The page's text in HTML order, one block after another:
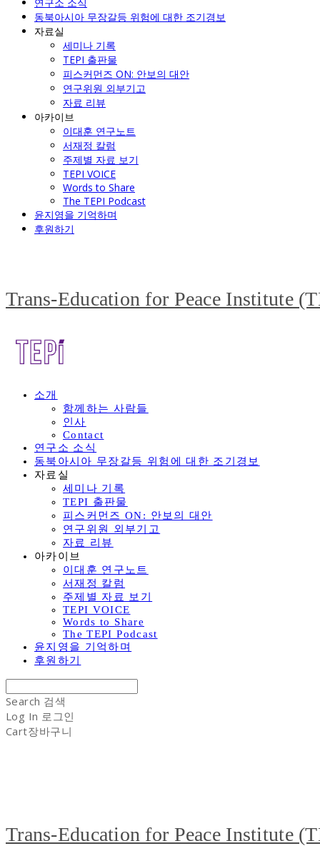
동북아시아 무장갈등 위험에 대한 조기경보
자료실
세미나 기록
TEPI 출판물
피스커먼즈 ON: 안보의 대안
연구위원 외부기고
자료 리뷰
아카이브
이대훈 연구노트
서재정 칼럼
주제별 자료 보기
TEPI VOICE
Words to Share
The TEPI Podcast
윤지영을 기억하며
후원하기
Trans-Education for Peace Institute
소개
함께하는 사람들
인사
Contact
연구소 소식
동북아시아 무장갈등 위험에 대한 조기경보
자료실
세미나 기록
TEPI 출판물
피스커먼즈 ON: 안보의 대안
연구위원 외부기고
자료 리뷰
아카이브
이대훈 연구노트
서재정 칼럼
주제별 자료 보기
TEPI VOICE
Words to Share
The TEPI Podcast
윤지영을 기억하며
후원하기
Search 검색
Log In 로그인
Cart장바구니
Trans-Education for Peace Institute